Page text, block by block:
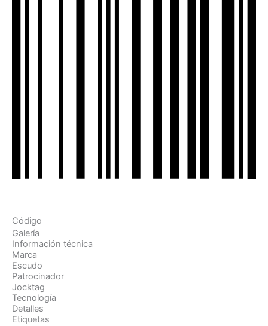
Código
Galería
Información técnica
Marca
Escudo
Patrocinador
Jocktag
Tecnología
Detalles
Etiquetas